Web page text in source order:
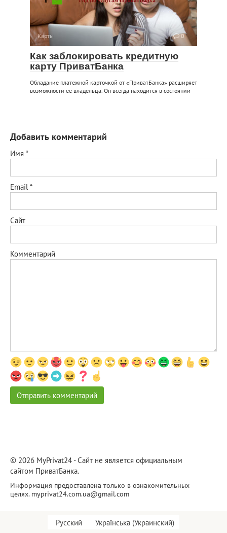
Карты 0
Как заблокировать кредитную
карту ПриватБанка
Обладание платежной карточкой от «ПриватБанка» расширяет
возможности ее владельца. Он всегда находится в состоянии
Добавить комментарий
Имя *
Email*
Сайт
Комментарий
© 2026 MyPrivat24 - Сайт не является официальным
сайтом ПриватБанка.
Информация предоставлена только в ознакомительных
целях. myprivat24.com.ua@gmail.com
Русский Українська (Украинский)